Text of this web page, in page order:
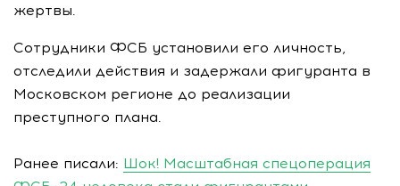
жертвы.
Сотрудники ФСБ установили его личность,
отследили действия и задержали фигуранта в
Московском регионе до реализации
преступного плана.
Ранее писали: Шок! Масштабная спецоперация